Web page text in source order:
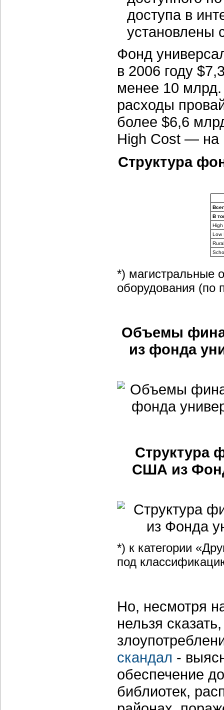
доступа в
установлены
Фонд
в 2006 году
менее 10 млрд.
расходы
более $6,6
High Cost — на
Структура
В
High
Low
*) магистральные
оборудования (по
Объемы
из фонда
Структура
США из
*) к категории
под
Но, несмотря
нельзя
скандал -
обеспечение
библиотек,